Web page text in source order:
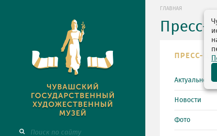
ГЛАВНАЯ
Пресс-
ПРЕСС-
Актуально
Новости
Фото